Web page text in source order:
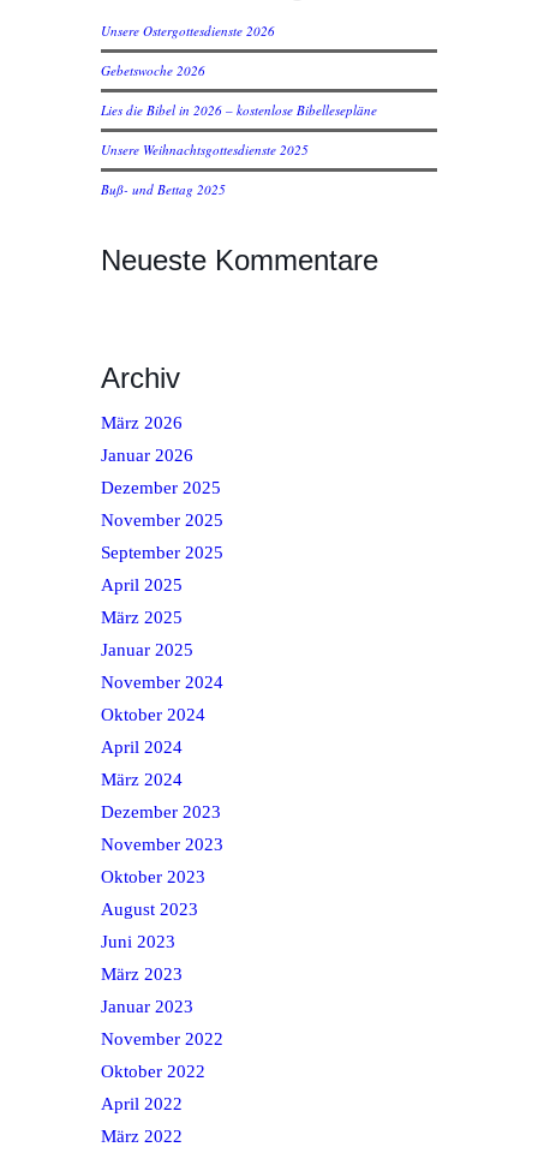
Unsere Ostergottesdienste 2026
Gebetswoche 2026
Lies die Bibel in 2026 – kostenlose Bibellesepläne
Unsere Weihnachtsgottesdienste 2025
Buß- und Bettag 2025
Neueste Kommentare
Archiv
März 2026
Januar 2026
Dezember 2025
November 2025
September 2025
April 2025
März 2025
Januar 2025
November 2024
Oktober 2024
April 2024
März 2024
Dezember 2023
November 2023
Oktober 2023
August 2023
Juni 2023
März 2023
Januar 2023
November 2022
Oktober 2022
April 2022
März 2022